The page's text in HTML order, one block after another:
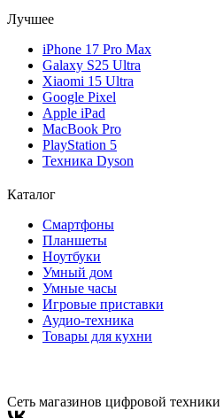
Лучшее
iPhone 17 Pro Max
Galaxy S25 Ultra
Xiaomi 15 Ultra
Google Pixel
Apple iPad
MacBook Pro
PlayStation 5
Техника Dyson
Каталог
Смартфоны
Планшеты
Ноутбуки
Умный дом
Умные часы
Игровые приставки
Аудио-техника
Товары для кухни
Сеть магазинов цифровой техники